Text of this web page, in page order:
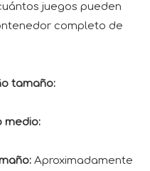
juegos pueden
completo de
tamaño:
medio:
Aproximadamente